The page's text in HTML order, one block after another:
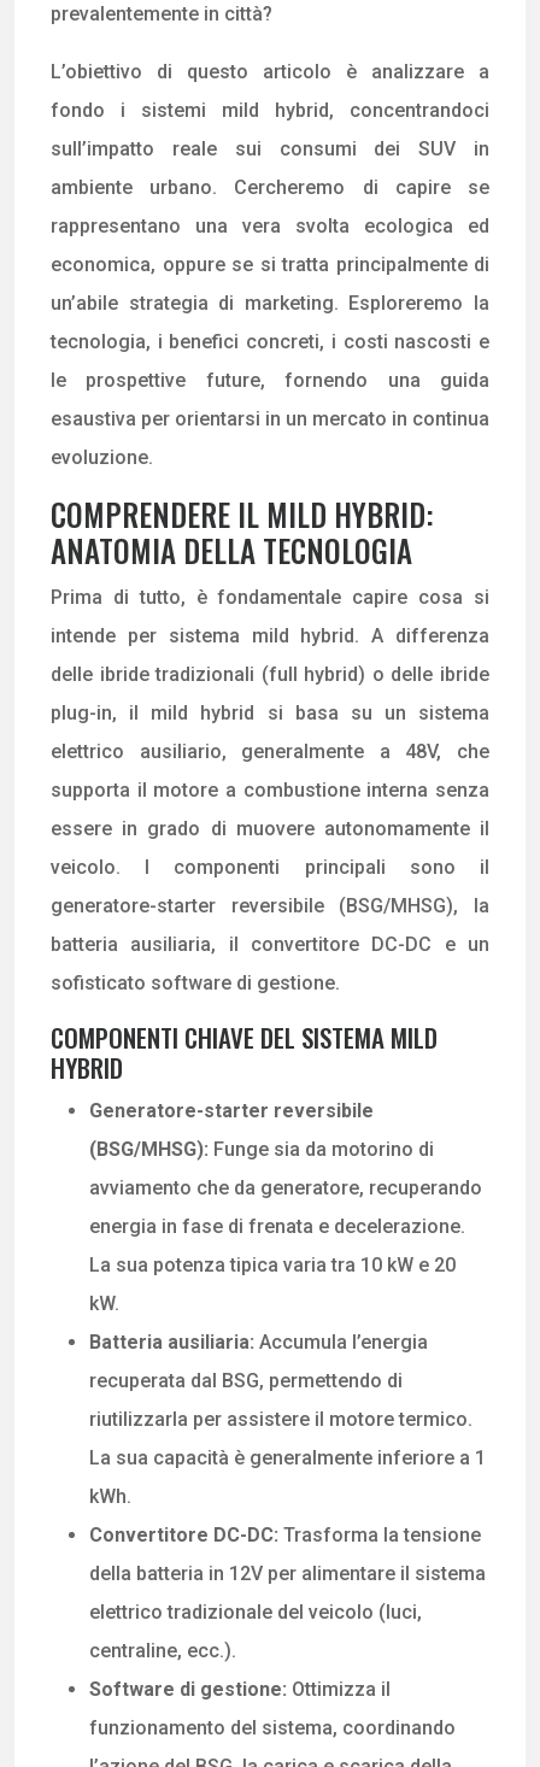
prevalentemente in città?
L’obiettivo di questo articolo è analizzare a
fondo i sistemi mild hybrid, concentrandoci
sull’impatto reale sui consumi dei SUV in
ambiente urbano. Cercheremo di capire se
rappresentano una vera svolta ecologica ed
economica, oppure se si tratta principalmente di
un’abile strategia di marketing. Esploreremo la
tecnologia, i benefici concreti, i costi nascosti e
le prospettive future, fornendo una guida
esaustiva per orientarsi in un mercato in continua
evoluzione.
COMPRENDERE IL MILD HYBRID:
ANATOMIA DELLA TECNOLOGIA
Prima di tutto, è fondamentale capire cosa si
intende per sistema mild hybrid. A differenza
delle ibride tradizionali (full hybrid) o delle ibride
plug-in, il mild hybrid si basa su un sistema
elettrico ausiliario, generalmente a 48V, che
supporta il motore a combustione interna senza
essere in grado di muovere autonomamente il
veicolo. I componenti principali sono il
generatore-starter reversibile (BSG/MHSG), la
batteria ausiliaria, il convertitore DC-DC e un
sofisticato software di gestione.
COMPONENTI CHIAVE DEL SISTEMA MILD
HYBRID
Generatore-starter reversibile
(BSG/MHSG): Funge sia da motorino di
avviamento che da generatore, recuperando
energia in fase di frenata e decelerazione.
La sua potenza tipica varia tra 10 kW e 20
kW.
Batteria ausiliaria: Accumula l’energia
recuperata dal BSG, permettendo di
riutilizzarla per assistere il motore termico.
La sua capacità è generalmente inferiore a 1
kWh.
Convertitore DC-DC: Trasforma la tensione
della batteria in 12V per alimentare il sistema
elettrico tradizionale del veicolo (luci,
centraline, ecc.).
Software di gestione: Ottimizza il
funzionamento del sistema, coordinando